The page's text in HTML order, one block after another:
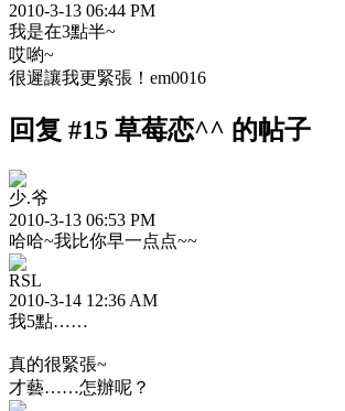
2010-3-13 06:44 PM
我是在3點半~
哎喲~
很遲讓我更緊張！em0016
回复 #15 草莓恋^^ 的帖子
少.爷
2010-3-13 06:53 PM
哈哈~我比你早一点点~~
RSL
2010-3-14 12:36 AM
我5點……
真的很緊張~
才藝……怎辦呢？